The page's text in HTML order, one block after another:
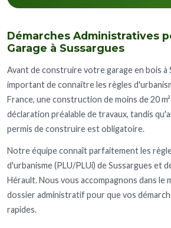
Démarches Administratives
Garage à Sussargues
Avant de construire votre garage en bois à
important de connaître les règles
France, une construction de moins de 20
déclaration préalable de travaux, tandis
permis de construire est obligatoire.
Notre équipe connaît parfaitement les
d'urbanisme (PLU/PLUi) de Sussargues et
Hérault. Nous vous accompagnons dans le
dossier administratif pour que vos
rapides.